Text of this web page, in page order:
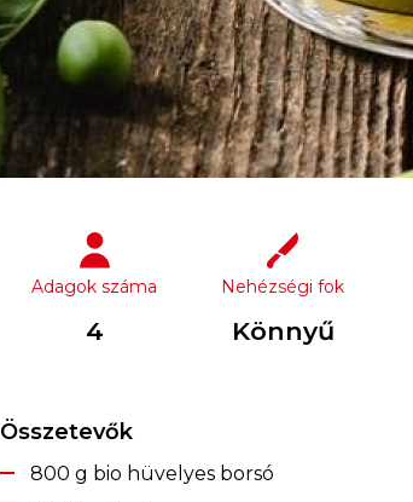
Adagok száma
4
Nehézségi fok
Könnyű
Összetevők
800 g bio hüvelyes borsó